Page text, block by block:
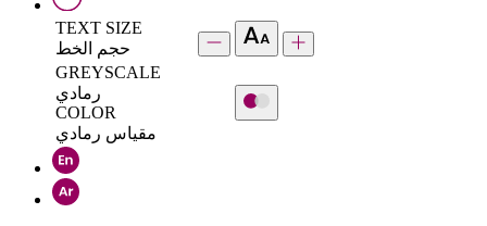
TEXT SIZE
حجم الخط
GREYSCALE
رمادي
COLOR
مقياس رمادي